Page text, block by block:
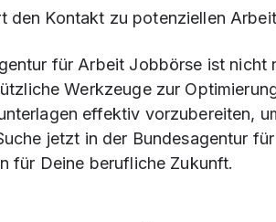
den Kontakt zu potenziellen
für Arbeit Jobbörse ist
Werkzeuge zur
effektiv vorzubereiten,
jetzt in der Bundesagentur
für Deine berufliche Zukunft.